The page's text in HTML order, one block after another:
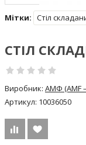
Мітки: Стіл
СТІЛ
Виробник: АМФ (AMF
Артикул: 10036050